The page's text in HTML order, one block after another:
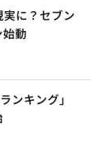
実に？セブン
動
ンキング」